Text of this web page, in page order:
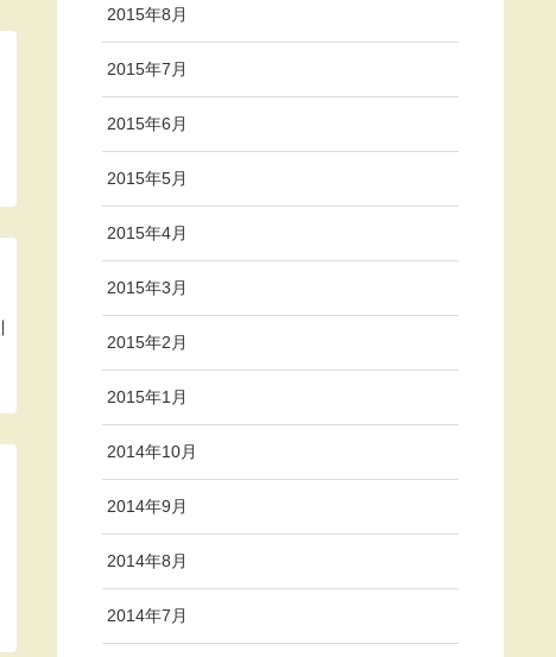
2015年8月
2015年7月
2015年6月
2015年5月
2015年4月
2015年3月
2015年2月
2015年1月
2014年10月
2014年9月
2014年8月
2014年7月